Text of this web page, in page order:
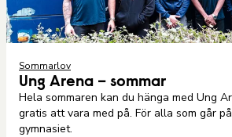
Sommarlov
Ung Arena – sommar
Hela sommaren kan du hänga med Ung
gratis att vara med på. För alla som går
gymnasiet.